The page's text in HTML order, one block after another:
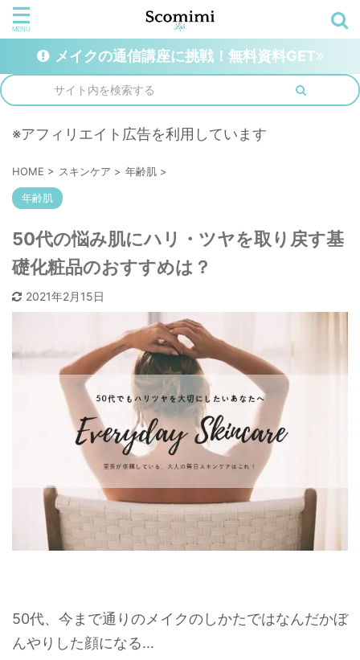
メイクの通信講座に挑戦！無料資料GET
※アフィリエイト広告を利用しています
HOME > スキンケア > 年齢肌 >
年齢肌
50代の悩み肌にハリ・ツヤを取り戻す基
礎化粧品のおすすめは？
2021年2月15日
50代、今まで通りのメイクのしかたではなんだかぼ
んやりした顔になる…